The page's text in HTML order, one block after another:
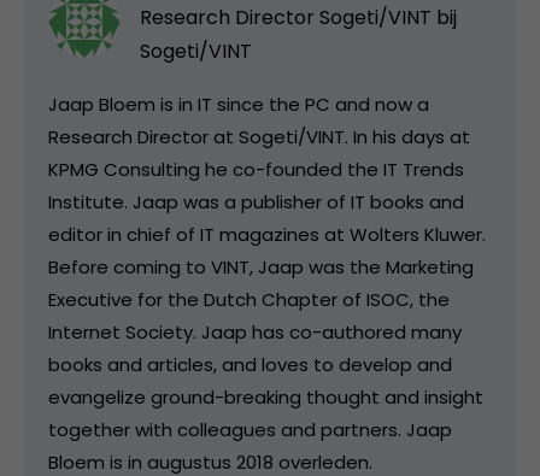
Research Director Sogeti/VINT bij
Sogeti/VINT
Jaap Bloem is in IT since the PC and now a
Research Director at Sogeti/VINT. In his days at
KPMG Consulting he co-founded the IT Trends
Institute. Jaap was a publisher of IT books and
editor in chief of IT magazines at Wolters Kluwer.
Before coming to VINT, Jaap was the Marketing
Executive for the Dutch Chapter of ISOC, the
Internet Society. Jaap has co-authored many
books and articles, and loves to develop and
evangelize ground-breaking thought and insight
together with colleagues and partners. Jaap
Bloem is in augustus 2018 overleden.